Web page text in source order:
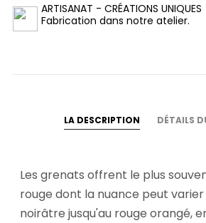
ARTISANAT - CRÉATIONS UNIQUES
Fabrication dans notre atelier.
LA DESCRIPTION DÉTAILS
Les grenats offrent le plus
rouge dont la nuance peut varier
noirâtre jusqu'au rouge orangé,